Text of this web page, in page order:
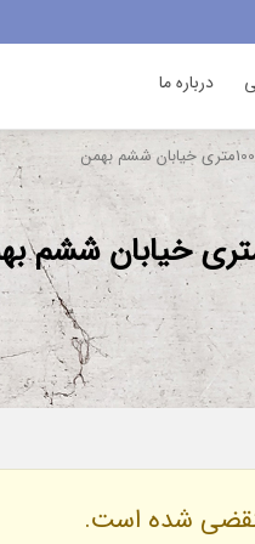
درباره ما
شده است.